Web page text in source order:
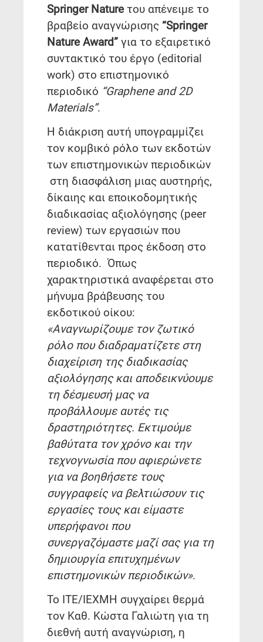
Springer Natureτου απένειμε το
βραβείο αναγνώρισης “Springer
Nature Award” για το εξαιρετικό
συντακτικό του έργο (editorial
work) στο επιστημονικό
περιοδικό “Graphene and 2D
Materials”.
Η διάκριση αυτή υπογραμμίζει
τον κομβικό ρόλο των εκδοτών
των επιστημονικών περιοδικών
στη διασφάλιση μιας αυστηρής,
δίκαιης και εποικοδομητικής
διαδικασίας αξιολόγησης (peer
review) των εργασιών που
κατατίθενται προς έκδοση στο
περιοδικό. Όπως
χαρακτηριστικά αναφέρεται στο
μήνυμα βράβευσης του
εκδοτικού οίκου:
«Αναγνωρίζουμε τον ζωτικό
ρόλο που διαδραματίζετε στη
διαχείριση της διαδικασίας
αξιολόγησης και αποδεικνύουμε
τη δέσμευσή μας να
προβάλλουμε αυτές τις
δραστηριότητες. Εκτιμούμε
βαθύτατα τον χρόνο και την
τεχνογνωσία που αφιερώνετε
για να βοηθήσετε τους
συγγραφείς να βελτιώσουν τις
εργασίες τους και είμαστε
υπερήφανοι που
συνεργαζόμαστε μαζί σας για τη
δημιουργία επιτυχημένων
επιστημονικών περιοδικών».
Το ΙΤΕ/ΙΕΧΜΗ συγχαίρει θερμά
τον Καθ. Κώστα Γαλιώτη για τη
διεθνή αυτή αναγνώριση, η